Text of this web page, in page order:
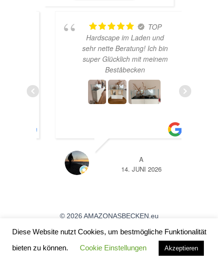
TOP
Hardscape im Laden und
sehr nette Beratung! Ich bin
super Glücklich mit meinem
Beståbecken
14. JUNI 2026
© 2026 AMAZONASBECKEN.eu
Angebote / Aktionen
Diese Website nutzt Cookies, um bestmögliche Funktionalität
bieten zu können.
Cookie Einstellungen Akzeptieren